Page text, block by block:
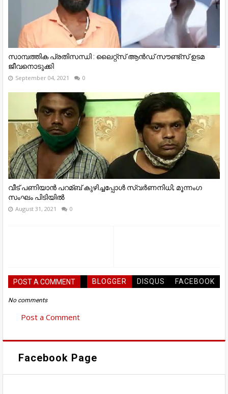
സാമ്പത്തിക പ്രതിസന്ധി : ലൈറ്റ്‌സ് ആൻഡ് സൗണ്ട്‌സ് ഉടമ
ജീവനൊടുക്കി
September 04, 2021 0
വീട് പണിയാന്‍ പറമ്ബ് കുഴിച്ചപ്പോള്‍ സ്വര്‍ണനിധി; മൂന്നംഗ
സംഘം പിടിയില്‍
August 31, 2021 0
POST A COMMENT BLOGGER DISQUS FACEBOOK
No comments
Post a Comment
Facebook Page